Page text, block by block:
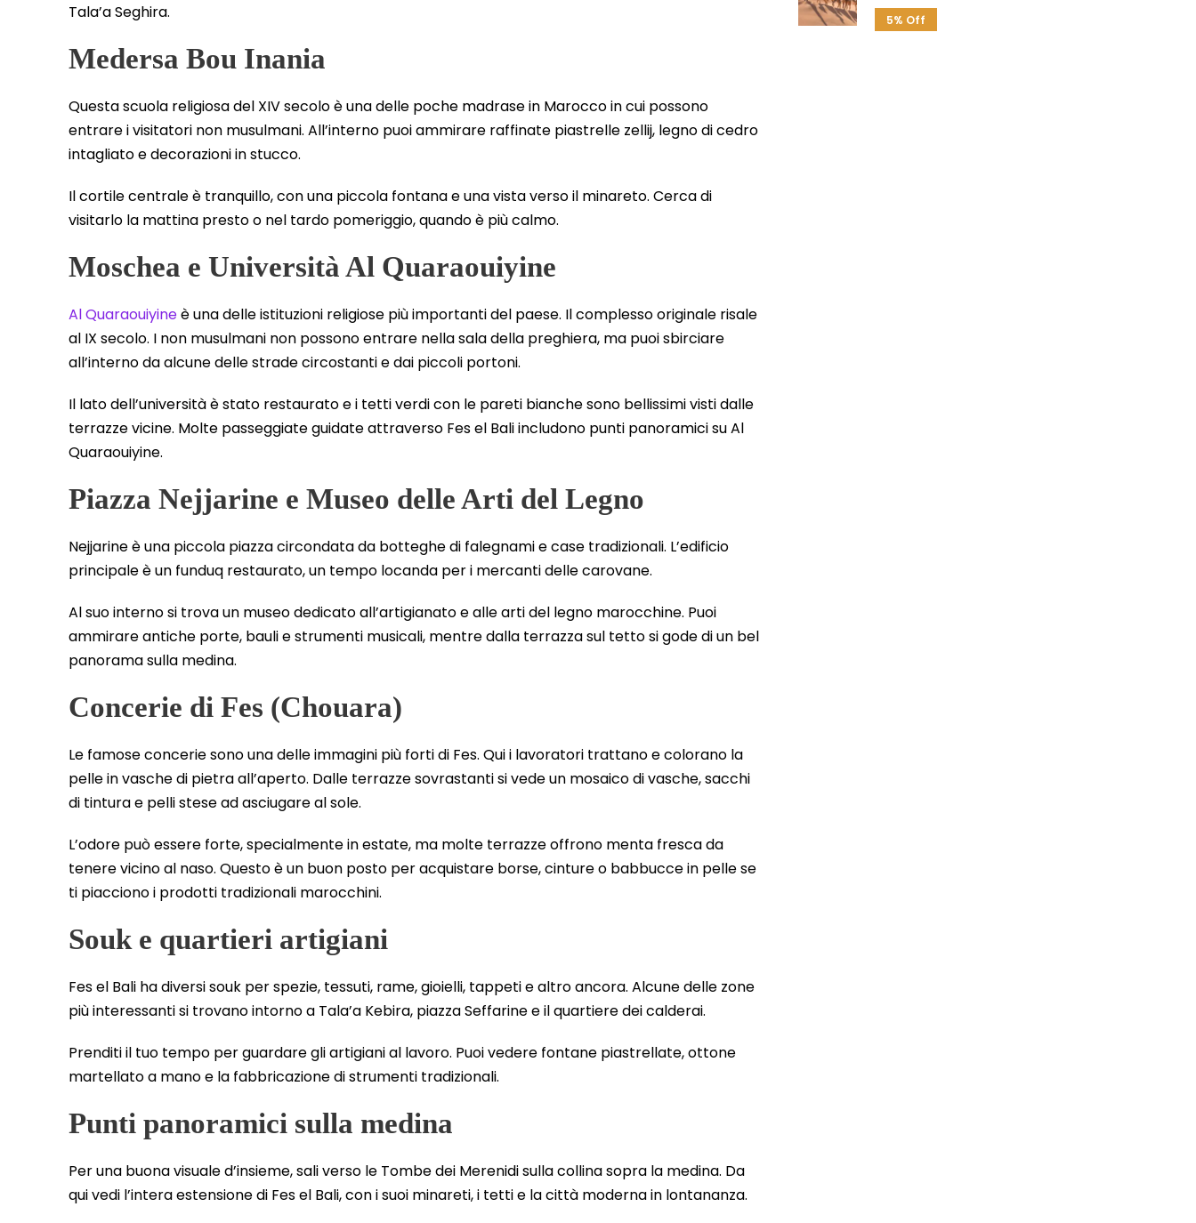
Tala’a Seghira.
Medersa Bou Inania
Questa scuola religiosa del XIV secolo è una delle poche madrase in Marocco in cui possono
entrare i visitatori non musulmani. All’interno puoi ammirare raffinate piastrelle zellij, legno di cedro
intagliato e decorazioni in stucco.
Il cortile centrale è tranquillo, con una piccola fontana e una vista verso il minareto. Cerca di
visitarlo la mattina presto o nel tardo pomeriggio, quando è più calmo.
Moschea e Università Al Quaraouiyine
Al Quaraouiyineè una delle istituzioni religiose più importanti del paese. Il complesso originale risale
al IX secolo. I non musulmani non possono entrare nella sala della preghiera, ma puoi sbirciare
all’interno da alcune delle strade circostanti e dai piccoli portoni.
Il lato dell’università è stato restaurato e i tetti verdi con le pareti bianche sono bellissimi visti dalle
terrazze vicine. Molte passeggiate guidate attraverso Fes el Bali includono punti panoramici su Al
Quaraouiyine.
Piazza Nejjarine e Museo delle Arti del Legno
Nejjarine è una piccola piazza circondata da botteghe di falegnami e case tradizionali. L’edificio
principale è un funduq restaurato, un tempo locanda per i mercanti delle carovane.
Al suo interno si trova un museo dedicato all’artigianato e alle arti del legno marocchine. Puoi
ammirare antiche porte, bauli e strumenti musicali, mentre dalla terrazza sul tetto si gode di un bel
panorama sulla medina.
Concerie di Fes (Chouara)
Le famose concerie sono una delle immagini più forti di Fes. Qui i lavoratori trattano e colorano la
pelle in vasche di pietra all’aperto. Dalle terrazze sovrastanti si vede un mosaico di vasche, sacchi
di tintura e pelli stese ad asciugare al sole.
L’odore può essere forte, specialmente in estate, ma molte terrazze offrono menta fresca da
tenere vicino al naso. Questo è un buon posto per acquistare borse, cinture o babbucce in pelle se
ti piacciono i prodotti tradizionali marocchini.
Souk e quartieri artigiani
Fes el Bali ha diversi souk per spezie, tessuti, rame, gioielli, tappeti e altro ancora. Alcune delle zone
più interessanti si trovano intorno a Tala’a Kebira, piazza Seffarine e il quartiere dei calderai.
Prenditi il tuo tempo per guardare gli artigiani al lavoro. Puoi vedere fontane piastrellate, ottone
martellato a mano e la fabbricazione di strumenti tradizionali.
Punti panoramici sulla medina
Per una buona visuale d’insieme, sali verso le Tombe dei Merenidi sulla collina sopra la medina. Da
qui vedi l’intera estensione di Fes el Bali, con i suoi minareti, i tetti e la città moderna in lontananza.
5% Off